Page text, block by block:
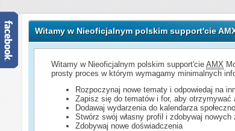
Witamy w Nieoficjalnym polskim support'cie
Witamy w Nieoficjalnym polskim support'cieAMX
prosty proces w którym wymagamy minimalnych
Rozpoczynaj nowe tematy i odpowiedaj na
Zapisz się do tematów i for, aby otrzymywać
Dodawaj wydarzenia do kalendarza
Stwórz swój własny profil i zdobywaj nowych
Zdobywaj nowe doświadczenia